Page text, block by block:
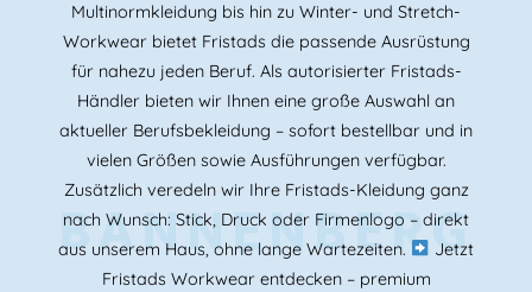
Multinormkleidung bis hin zu Winter- und Stretch-
Workwear bietet Fristads die passende Ausrüstung
für nahezu jeden Beruf. Als autorisierter Fristads-
Händler bieten wir Ihnen eine große Auswahl an
aktueller Berufsbekleidung – sofort bestellbar und in
vielen Größen sowie Ausführungen verfügbar.
Zusätzlich veredeln wir Ihre Fristads-Kleidung ganz
nach Wunsch: Stick, Druck oder Firmenlogo – direkt
aus unserem Haus, ohne lange Wartezeiten.
Jetzt
Fristads Workwear entdecken – premium
BANNENBERG